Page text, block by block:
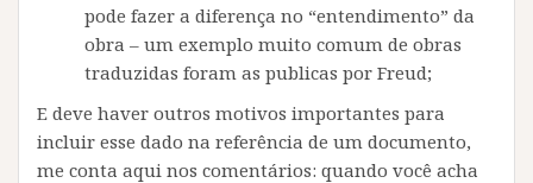
pode fazer a diferença no “entendimento” da
obra – um exemplo muito comum de obras
traduzidas foram as publicas por Freud;
E deve haver outros motivos importantes para
incluir esse dado na referência de um documento,
me conta aqui nos comentários: quando você acha